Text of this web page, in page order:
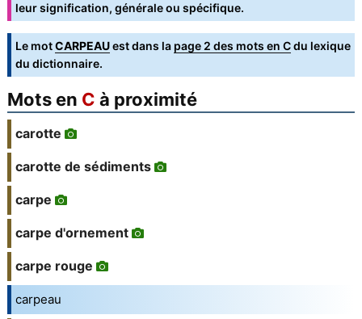
leur signification, générale ou spécifique.
Le motCARPEAUest dans la page 2 des mots en Cdu lexique
du dictionnaire.
Mots en C à proximité
carotte
carotte de sédiments
carpe
carpe d'ornement
carpe rouge
carpeau